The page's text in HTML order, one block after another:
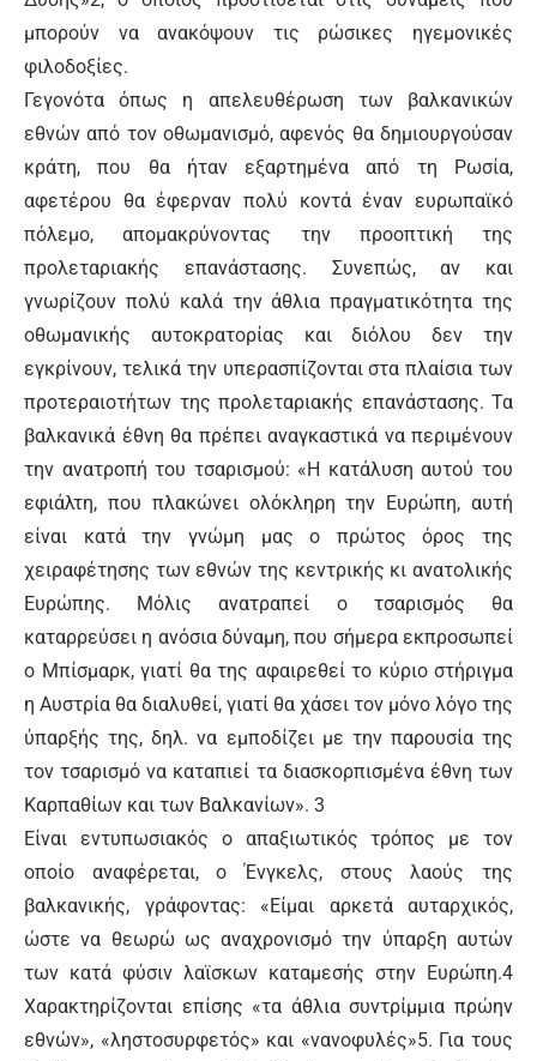
μπορούν να ανακόψουν τις ρώσικες ηγεμονικές
φιλοδοξίες.
Γεγονότα όπως η απελευθέρωση των βαλκανικών
εθνών από τον οθωμανισμό, αφενός θα δημιουργούσαν
κράτη, που θα ήταν εξαρτημένα από τη Ρωσία,
αφετέρου θα έφερναν πολύ κοντά έναν ευρωπαϊκό
πόλεμο, απομακρύνοντας την προοπτική της
προλεταριακής επανάστασης. Συνεπώς, αν και
γνωρίζουν πολύ καλά την άθλια πραγματικότητα της
οθωμανικής αυτοκρατορίας και διόλου δεν την
εγκρίνουν, τελικά την υπερασπίζονται στα πλαίσια των
προτεραιοτήτων της προλεταριακής επανάστασης. Τα
βαλκανικά έθνη θα πρέπει αναγκαστικά να περιμένουν
την ανατροπή του τσαρισμού: «Η κατάλυση αυτού του
εφιάλτη, που πλακώνει ολόκληρη την Ευρώπη, αυτή
είναι κατά την γνώμη μας ο πρώτος όρος της
χειραφέτησης των εθνών της κεντρικής κι ανατολικής
Ευρώπης. Μόλις ανατραπεί ο τσαρισμός θα
καταρρεύσει η ανόσια δύναμη, που σήμερα εκπροσωπεί
ο Μπίσμαρκ, γιατί θα της αφαιρεθεί το κύριο στήριγμα
η Αυστρία θα διαλυθεί, γιατί θα χάσει τον μόνο λόγο της
ύπαρξής της, δηλ. να εμποδίζει με την παρουσία της
τον τσαρισμό να καταπιεί τα διασκορπισμένα έθνη των
Καρπαθίων και των Βαλκανίων». 3
Είναι εντυπωσιακός ο απαξιωτικός τρόπος με τον
οποίο αναφέρεται, ο Ένγκελς, στους λαούς της
βαλκανικής, γράφοντας: «Είμαι αρκετά αυταρχικός,
ώστε να θεωρώ ως αναχρονισμό την ύπαρξη αυτών
των κατά φύσιν λαϊσκων καταμεσής στην Ευρώπη.4
Χαρακτηρίζονται επίσης «τα άθλια συντρίμμια πρώην
εθνών», «ληστοσυρφετός» και «νανοφυλές»5. Για τους